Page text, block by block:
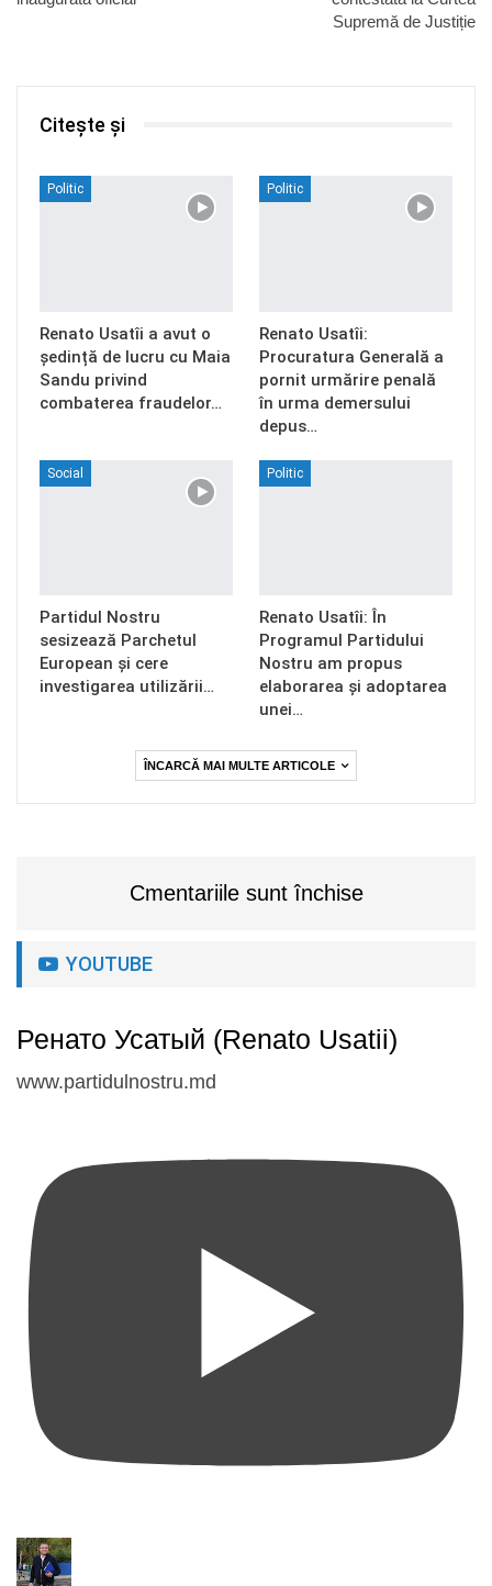
Supremă de Justiție
Citește și
Politic
Renato Usatîi a avut o
ședință de lucru cu Maia
Sandu privind
combaterea fraudelor…
Politic
Renato Usatîi:
Procuratura Generală a
pornit urmărire penală
în urma demersului
depus…
Social
Partidul Nostru
sesizează Parchetul
European și cere
investigarea utilizării…
Politic
Renato Usatîi: În
Programul Partidului
Nostru am propus
elaborarea și adoptarea
unei…
ÎNCARCĂ MAI MULTE ARTICOLE
Cmentariile sunt închise
YOUTUBE
Ренато Усатый (Renato Usatii)
www.partidulnostru.md